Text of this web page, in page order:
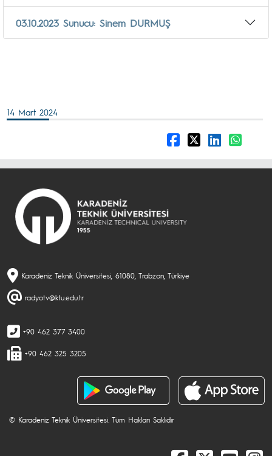
03.10.2023 Sunucu: Sinem DURMUŞ
14 Mart 2024
Karadeniz Teknik Üniversitesi, 61080, Trabzon, Türkiye
radyotv@ktu.edu.tr
+90 462 377 3400
+90 462 325 3205
© Karadeniz Teknik Üniversitesi. Tüm Hakları Saklıdır